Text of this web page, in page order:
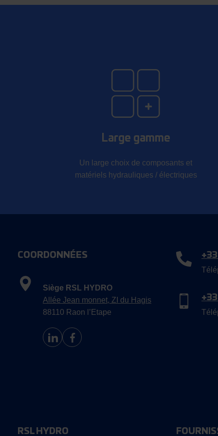
Large gamme
Un large choix de composants et
matériels hydrauliques / électriques
COORDONNÉES
Siège RSL HYDRO
Allée Jean monnet, ZI du Hagis
88110 Raon l’Etape
RSL HYDRO